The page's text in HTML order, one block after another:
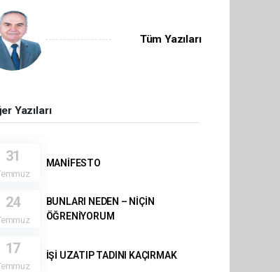
Tüm Yazıları
Yazıları
31 MANİFESTO
24
BUNLARI NEDEN – NİÇİN
ÖĞRENİYORUM
17 İŞİ UZATIP TADINI KAÇIRMAK